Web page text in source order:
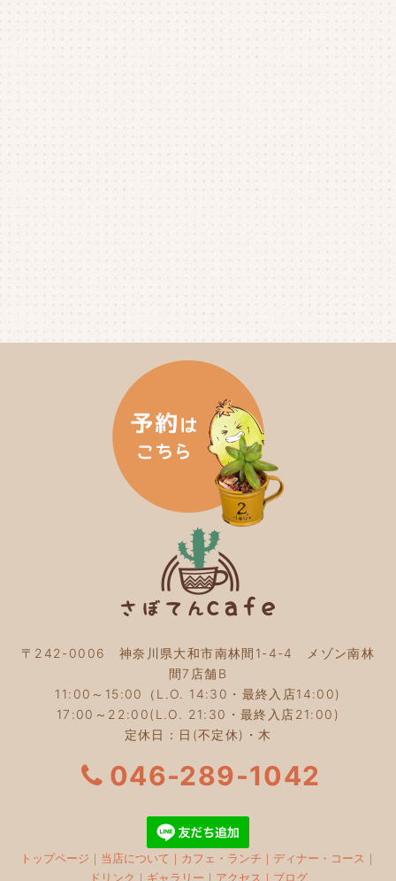
2025年10月
2025年8月
2025年3月
(5)
2024年7月
2024年4月
(4)
(5)
2024年2月(5)
2024年1月(3)
2023年12月(4)
2023年11月(4)
2023年10月(5)
2023年9月(2)
2023年8月
2023年7月(4)
2023年6月(5)
2023年5月 (2)
2023年4月 (2)
2023年2月(4)
2023年1月(3)
2022年12月(4)
2022年11月(4)
2022年10月 (4)
2022年8月(3)
2022年6月(3)
2022年5月(3)
2022年4月(5)
〒242-0006 神奈川県大和市南林間1-4-4 メゾン南林
間7店舗B
11:00～15:00（L.O. 14:30・最終入店14:00)
17:00～22:00(L.O. 21:30・最終入店21:00)
定休日：日(不定休)・木
046-289-1042
トップページ ｜ 当店について ｜ カフェ・ランチ ｜ ディナー・コース ｜
ドリンク ｜ ギャラリー ｜ アクセス ｜ ブログ